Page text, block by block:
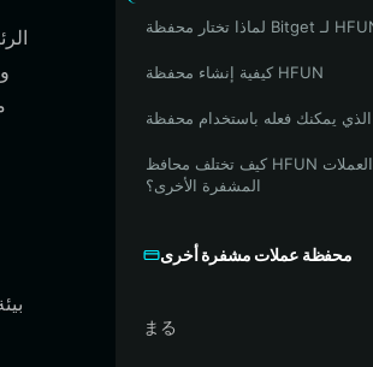
كيفية إنشاء محفظة HFUN
كيف تختلف محافظ HFUN عن محافظ العملات
المشفرة الأخرى؟
محفظة عملات مشفرة أخرى
まる